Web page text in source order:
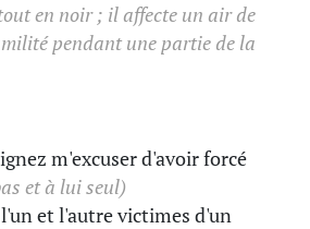
en noir ; il affecte un air de
pendant une partie de la
m'excuser d'avoir forcé
et à lui seul)
et l'autre victimes d'un